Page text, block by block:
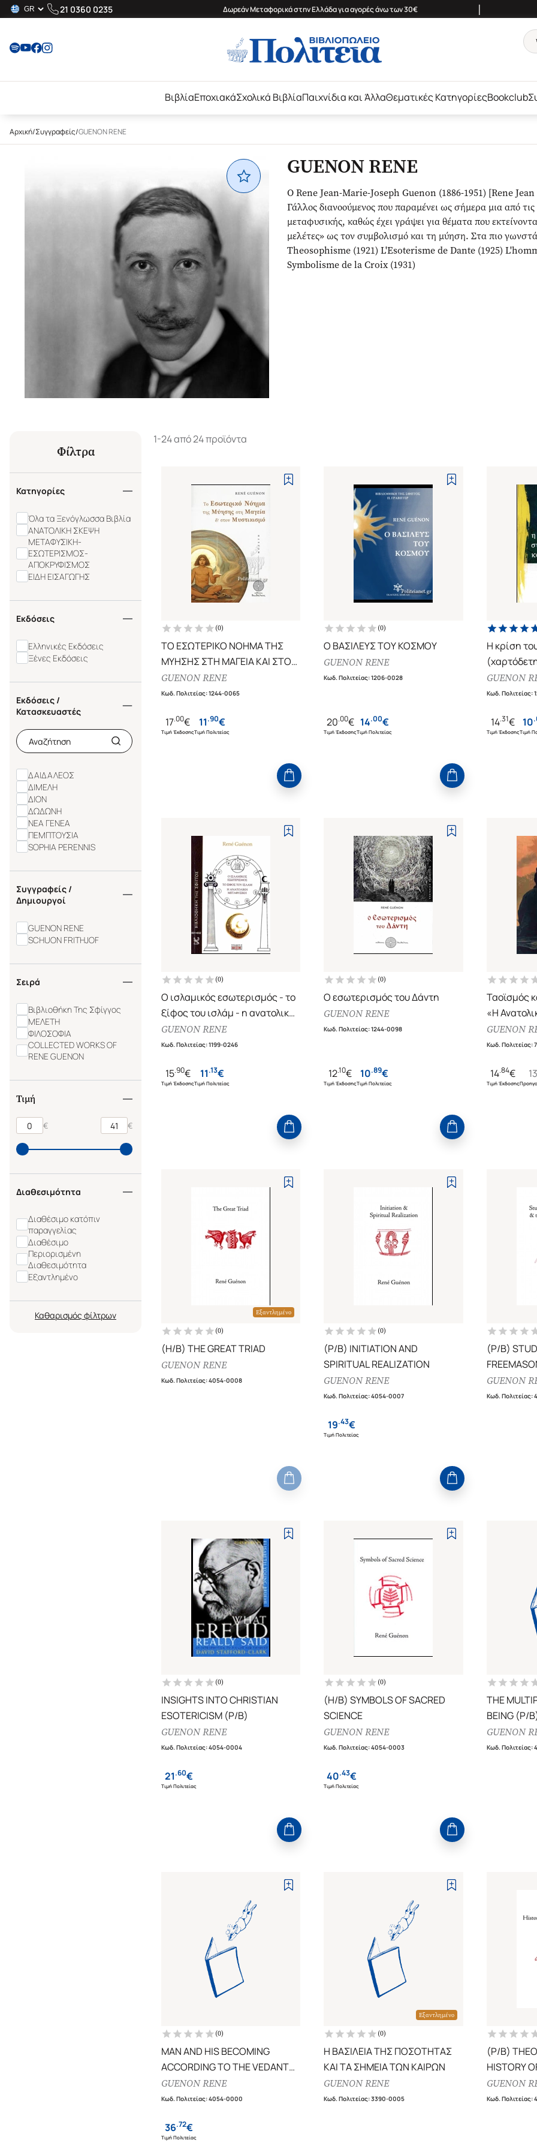
21 0360 0235 Δωρεάν Μεταφορικά στην Ελλάδα για αγορές άνω των 30€ |
ΒιβλίαΕποχιακάΣχολικά ΒιβλίαΠαιχνίδια και ΆλλαΘεματικές ΚατηγορίεςBookclub
Αρχική/Συγγραφείς/GUENON RENE
GUENON RENE
Ο Rene Jean-Marie-Joseph Guenon (1886-1951) [Rene
Γάλλος διανοούμενος που παραμένει ως σήμερα μια από
μεταφυσικής, καθώς έχει γράψει για θέματα που
μελέτες» ως τον συμβολισμό και τη μύηση. Στα πιο
Theosophisme (1921) L'Esoterisme de Dante (1925)
Symbolisme de la Croix (1931)
Φίλτρα
Κατηγορίες
Όλα τα Ξενόγλωσσα Βιβλία
ΑΝΑΤΟΛΙΚΗ ΣΚΕΨΗ
ΜΕΤΑΦΥΣΙΚΗ-
ΕΣΩΤΕΡΙΣΜΟΣ-
ΑΠΟΚΡΥΦΙΣΜΟΣ
ΕΙΔΗ ΕΙΣΑΓΩΓΗΣ
Εκδόσεις
Ελληνικές Εκδόσεις
Ξένες Εκδόσεις
Εκδόσεις /
Κατασκευαστές
ΔΑΙΔΑΛΕΟΣ
ΔΙΜΕΛΗ
ΔΙΟΝ
ΔΩΔΩΝΗ
ΝΕΑ ΓΕΝΕΑ
ΠΕΜΠΤΟΥΣΙΑ
SOPHIA PERENNIS
Συγγραφείς /
Δημιουργοί
GUENON RENE
SCHUON FRITHJOF
Σειρά
Βιβλιοθήκη Της Σφίγγος
ΜΕΛΕΤΗ
ΦΙΛΟΣΟΦΙΑ
COLLECTED WORKS OF
RENE GUENON
Τιμή
€ €
Διαθεσιμότητα
Διαθέσιμο κατόπιν
παραγγελίας
Διαθέσιμο
Περιορισμένη
Διαθεσιμότητα
Εξαντλημένο
Καθαρισμός
1-24 από 24 προϊόντα
(0)
ΤΟ ΕΣΩΤΕΡΙΚΟ ΝΟΗΜΑ ΤΗΣ
ΜΥΗΣΗΣ ΣΤΗ ΜΑΓΕΙΑ ΚΑΙ ΣΤΟΝ
ΜΥΣΤΙΚΙΣΜΟ
GUENON RENE
Κωδ. Πολιτείας:1244-0065
17.00€
Τιμή Έκδοσης
11.90€
Τιμή Πολιτείας
(0)
Ο ΒΑΣΙΛΕΥΣ ΤΟΥ ΚΟΣΜΟΥ
GUENON RENE
Κωδ. Πολιτείας:1206-0028
20.00€
Τιμή Έκδοσης
14.00€
Τιμή Πολιτείας
Η κρίση
GUENON
Κωδ. Πολιτείας:
14.31€
Τιμή Έκδοσης
10.
Τιμή
(0)
Ο ισλαμικός εσωτερισμός - το
ξίφος του ισλάμ - η ανατολική
μεταφυσική (έκδοση 2024)
GUENON RENE
Κωδ. Πολιτείας:1199-0246
15.90€
Τιμή Έκδοσης
11.13€
Τιμή Πολιτείας
(0)
Ο εσωτερισμός του Δάντη
GUENON RENE
Κωδ. Πολιτείας:1244-0098
12.10€
Τιμή Έκδοσης
10.89€
Τιμή Πολιτείας
Ταοϊσμός
«Η
άλλα
GUENON
Κωδ. Πολιτείας:
14.84€
Τιμή Έκδοσης
13
Εξαντλημένο
(0)
(H/B) THE GREAT TRIAD
GUENON RENE
Κωδ. Πολιτείας:4054-0008
(0)
(P/B) INITIATION AND
SPIRITUAL REALIZATION
GUENON RENE
Κωδ. Πολιτείας:4054-0007
19.43€
Τιμή Πολιτείας
(P/B)
GUENON
Κωδ. Πολιτείας:
(0)
INSIGHTS INTO CHRISTIAN
ESOTERICISM (P/B)
GUENON RENE
Κωδ. Πολιτείας:4054-0004
21.60€
Τιμή Πολιτείας
(0)
(H/B) SYMBOLS OF SACRED
SCIENCE
GUENON RENE
Κωδ. Πολιτείας:4054-0003
40.43€
Τιμή Πολιτείας
THE
BEING (P/
GUENON
Κωδ. Πολιτείας:
(0)
MAN AND HIS BECOMING
ACCORDING TO THE VEDANTA
(H/B)
GUENON RENE
Κωδ. Πολιτείας:4054-0000
36.72€
Τιμή Πολιτείας
Εξαντλημένο
(0)
Η ΒΑΣΙΛΕΙΑ ΤΗΣ ΠΟΣΟΤΗΤΑΣ
ΚΑΙ ΤΑ ΣΗΜΕΙΑ ΤΩΝ ΚΑΙΡΩΝ
GUENON RENE
Κωδ. Πολιτείας:3390-0005
(P/B)
HISTORY
RELIGION
GUENON
Κωδ. Πολιτείας: